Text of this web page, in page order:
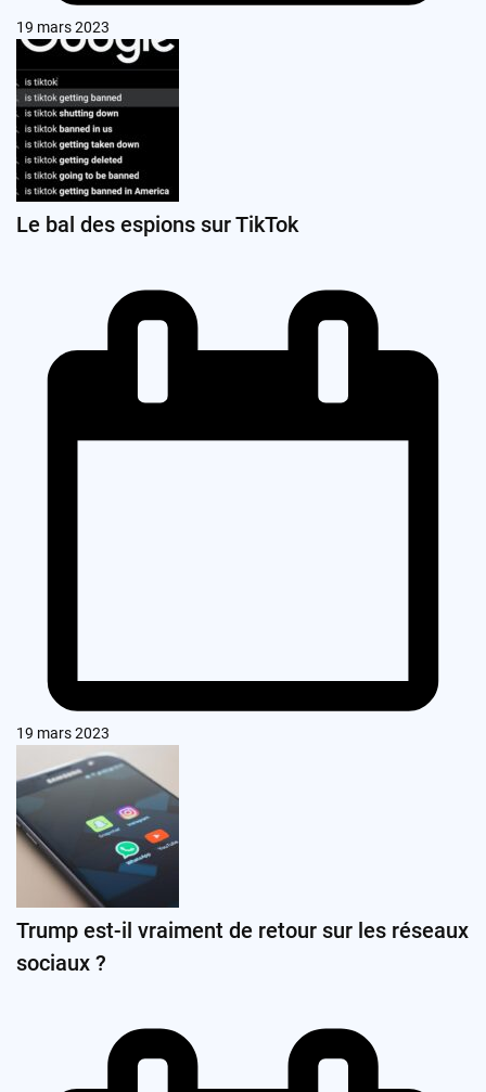
19 mars 2023
Le bal des espions sur TikTok
19 mars 2023
Trump est-il vraiment de retour sur les réseaux
sociaux ?